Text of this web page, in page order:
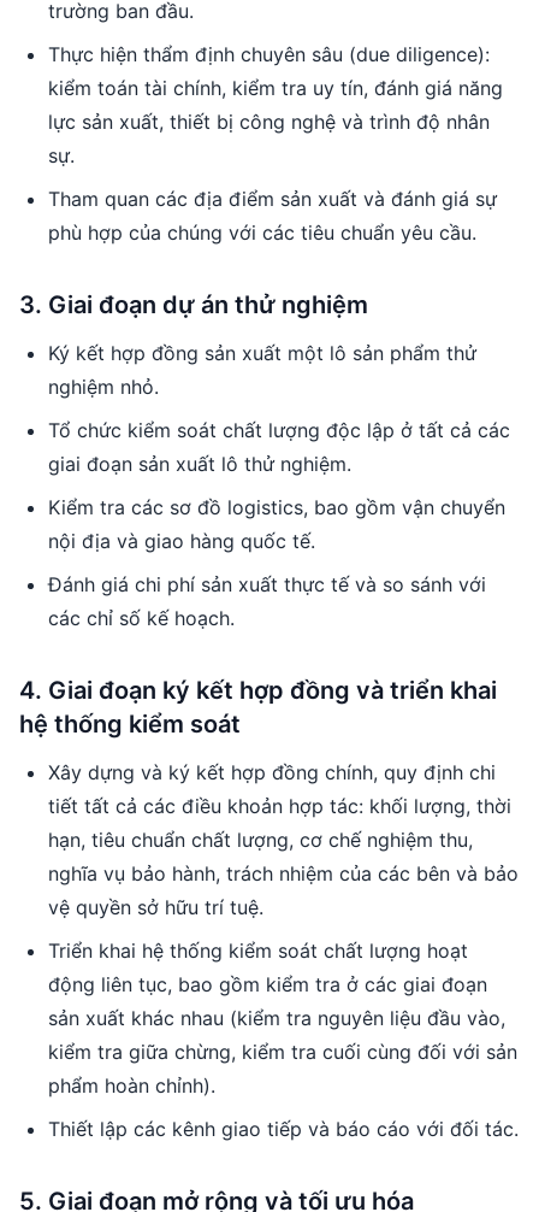
trường ban đầu.
Thực hiện thẩm định chuyên sâu (due diligence):
kiểm toán tài chính, kiểm tra uy tín, đánh giá năng
lực sản xuất, thiết bị công nghệ và trình độ nhân
sự.
Tham quan các địa điểm sản xuất và đánh giá sự
phù hợp của chúng với các tiêu chuẩn yêu cầu.
3. Giai đoạn dự án thử nghiệm
Ký kết hợp đồng sản xuất một lô sản phẩm thử
nghiệm nhỏ.
Tổ chức kiểm soát chất lượng độc lập ở tất cả các
giai đoạn sản xuất lô thử nghiệm.
Kiểm tra các sơ đồ logistics, bao gồm vận chuyển
nội địa và giao hàng quốc tế.
Đánh giá chi phí sản xuất thực tế và so sánh với
các chỉ số kế hoạch.
4. Giai đoạn ký kết hợp đồng và triển khai
hệ thống kiểm soát
Xây dựng và ký kết hợp đồng chính, quy định chi
tiết tất cả các điều khoản hợp tác: khối lượng, thời
hạn, tiêu chuẩn chất lượng, cơ chế nghiệm thu,
nghĩa vụ bảo hành, trách nhiệm của các bên và bảo
vệ quyền sở hữu trí tuệ.
Triển khai hệ thống kiểm soát chất lượng hoạt
động liên tục, bao gồm kiểm tra ở các giai đoạn
sản xuất khác nhau (kiểm tra nguyên liệu đầu vào,
kiểm tra giữa chừng, kiểm tra cuối cùng đối với sản
phẩm hoàn chỉnh).
Thiết lập các kênh giao tiếp và báo cáo với đối tác.
5. Giai đoạn mở rộng và tối ưu hóa